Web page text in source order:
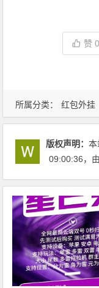
所属分类： 红包外挂
赞0
版权声明：本
09:00:36，由